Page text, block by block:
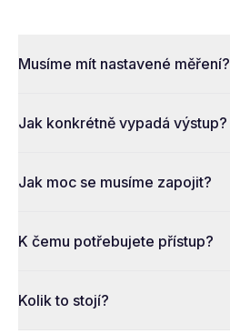
Musíme mít nastavené měření?
Jak konkrétně vypadá výstup?
Jak moc se musíme zapojit?
K čemu potřebujete přístup?
Kolik to stojí?